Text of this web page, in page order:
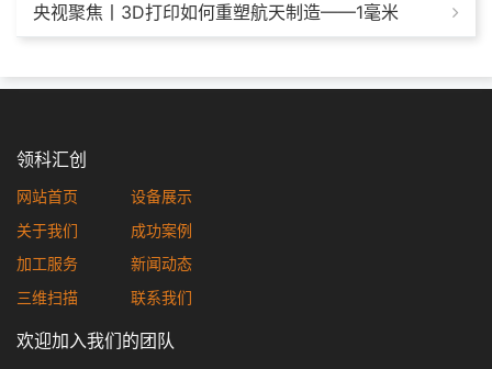
央视聚焦丨3D打印如何重塑航天制造——1毫米
领科汇创
网站首页
关于我们
加工服务
三维扫描
设备展示
成功案例
新闻动态
联系我们
欢迎加入我们的团队